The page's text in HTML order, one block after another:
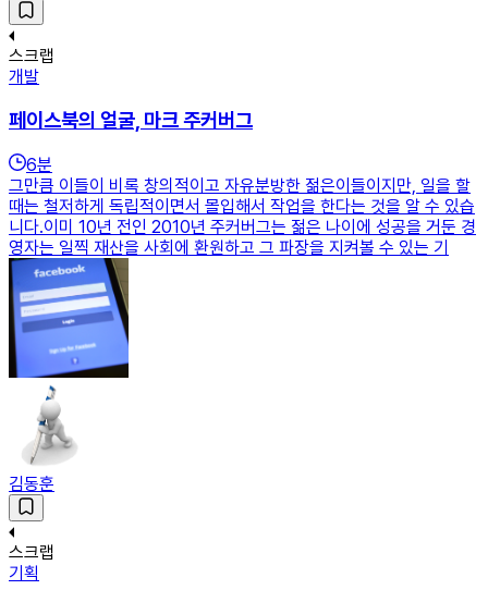
스크랩
개발
페이스북의 얼굴, 마크 주커버그
6분
그만큼 이들이 비록 창의적이고 자유분방한 젊은이들이지만, 일을 할
때는 철저하게 독립적이면서 몰입해서 작업을 한다는 것을 알 수 있습
니다.이미 10년 전인 2010년 주커버그는 젊은 나이에 성공을 거둔 경
영자는 일찍 재산을 사회에 환원하고 그 파장을 지켜볼 수 있는 기
김동훈
스크랩
기획